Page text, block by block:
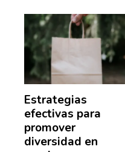
Estrategias
efectivas para
promover
diversidad en